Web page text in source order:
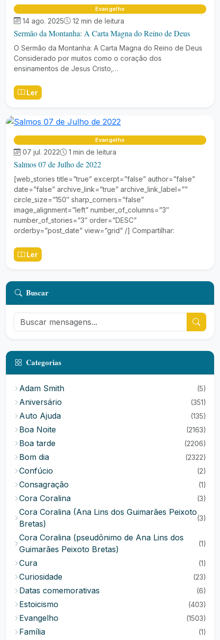
Evangelho
14 ago. 2025 12 min de leitura
Sermão da Montanha: A Carta Magna do Reino de Deus
O Sermão da Montanha: A Carta Magna do Reino de Deus
Considerado por muitos como o coração dos
ensinamentos de Jesus Cristo,…
Ler
Evangelho
07 jul. 2022 1 min de leitura
Salmos 07 de Julho de 2022
[web_stories title=”true” excerpt=”false” author=”false”
date=”false” archive_link=”true” archive_link_label=””
circle_size=”150″ sharp_corners=”false”
image_alignment=”left” number_of_columns=”3″
number_of_stories=”3″ order=”DESC”
orderby=”post_date” view=”grid” /] Compartilhar:
Ler
Buscar
Categorias
Adam Smith (5)
Aniversário (351)
Auto Ajuda (135)
Boa Noite (2163)
Boa tarde (2206)
Bom dia (2322)
Confúcio (2)
Consagração (1)
Cora Coralina (3)
Cora Coralina (Ana Lins dos Guimarães Peixoto
Bretas)
(3)
Cora Coralina (pseudônimo de Ana Lins dos
Guimarães Peixoto Bretas)
(1)
Cura (1)
Curiosidade (23)
Datas comemorativas (6)
Estoicismo (403)
Evangelho (1503)
Família (1)